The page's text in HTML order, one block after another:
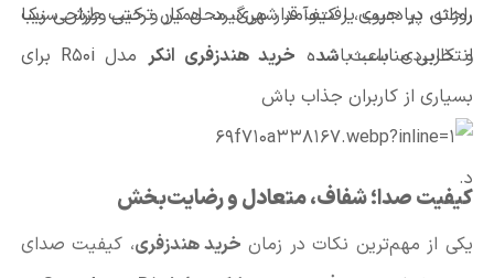
روزانه، پیاده‌روی، رفت‌وآمد شهری، محل کار و حتی ورزش سبک
انتخابی مناسب باشد.
راحتی در جیب یا کیف قرار می‌گیرد. همین ترکیب طراحی زیبا
و کاربردی باعث شده خرید هندزفری انکر
مدل R50i برای
بسیاری از کاربران جذاب باش
د.
کیفیت صدا؛ شفاف، متعادل و رضایت‌بخش
یکی از مهم‌ترین نکات در زمان خرید هندزفری، کیفیت صدای